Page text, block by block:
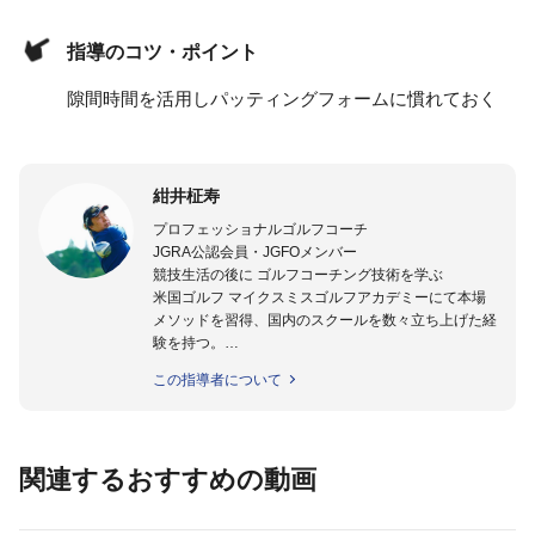
指導のコツ・ポイント
隙間時間を活用しパッティングフォームに慣れておく
紺井柾寿
プロフェッショナルゴルフコーチ
JGRA公認会員・JGFOメンバー
競技生活の後に ゴルフコーチング技術を学ぶ
米国ゴルフ マイクスミスゴルフアカデミーにて本場
メソッドを習得、国内のスクールを数々立ち上げた経
験を持つ。
考え、個別に適合する本質を 効率的に理論立てなが
この指導者について
関連するおすすめの動画